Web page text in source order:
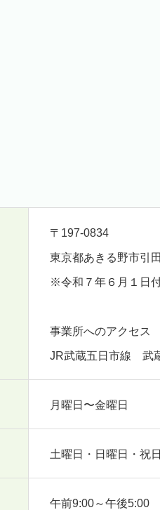
〒197-0834
東京都あきる野市引
※令和７年６月１日
事業所へのアクセス
JR武蔵五日市線 武
月曜日〜金曜日
土曜日・日曜日・祝
午前9:00～午後5:00